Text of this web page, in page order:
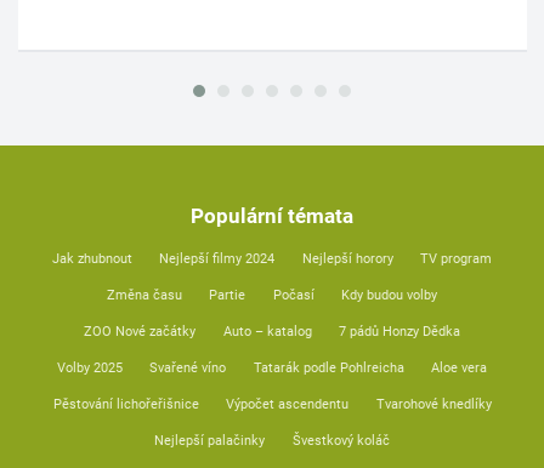
Populární témata
Jak zhubnout Nejlepší filmy 2024 Nejlepší horory TV program
Změna času Partie Počasí Kdy budou volby
ZOO Nové začátky Auto – katalog 7 pádů Honzy Dědka
Volby 2025 Svařené víno Tatarák podle Pohlreicha Aloe vera
Pěstování lichořeřišnice Výpočet ascendentu Tvarohové knedlíky
Nejlepší palačinky Švestkový koláč